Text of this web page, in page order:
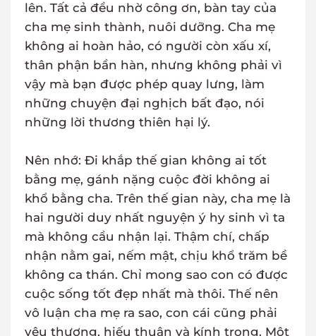
lên. Tất cả đều nhờ công ơn, bàn tay của
cha mẹ sinh thành, nuôi dưỡng. Cha mẹ
không ai hoàn hảo, có người còn xấu xí,
thân phận bần hàn, nhưng không phải vì
vậy mà bạn được phép quay lưng, làm
những chuyện đại nghịch bất đạo, nói
những lời thương thiên hại lý.
Nên nhớ: Đi khắp thế gian không ai tốt
bằng mẹ, gánh nặng cuộc đời không ai
khổ bằng cha. Trên thế gian này, cha mẹ là
hai người duy nhất nguyện ý hy sinh vì ta
mà không cầu nhận lại. Thậm chí, chấp
nhận nằm gai, nếm mật, chịu khổ trăm bề
không ca thán. Chỉ mong sao con có được
cuộc sống tốt đẹp nhất mà thôi. Thế nên
vô luận cha mẹ ra sao, con cái cũng phải
yêu thương, hiếu thuận và kính trọng. Một